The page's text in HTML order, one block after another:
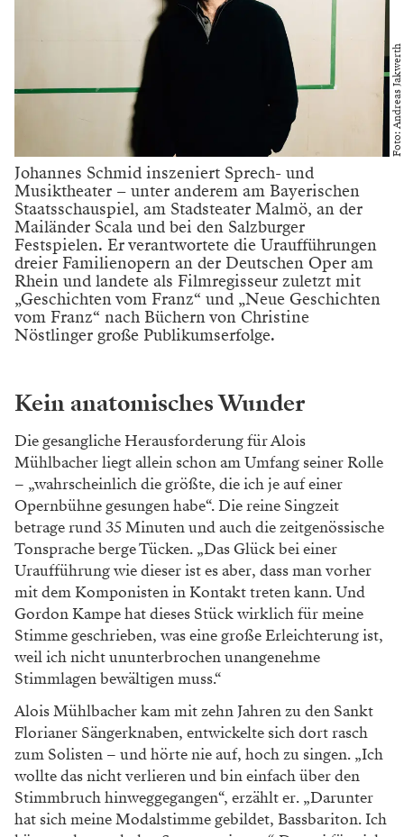
Foto: Andreas Jakwerth
Johannes Schmid inszeniert Sprech- und
Musiktheater – unter anderem am Bayerischen
Staatsschauspiel, am Stadsteater Malmö, an der
Mailänder Scala und bei den Salzburger
Festspielen. Er verantwortete die Uraufführungen
dreier Familienopern an der Deutschen Oper am
Rhein und landete als Filmregisseur zuletzt mit
„Geschichten vom Franz“ und „Neue Geschichten
vom Franz“ nach Büchern von Christine
Nöstlinger große Publikumserfolge.
Kein anatomisches Wunder
Die gesangliche Herausforderung für Alois
Mühlbacher liegt allein schon am Umfang seiner Rolle
– „wahrscheinlich die größte, die ich je auf einer
Opernbühne gesungen habe“. Die reine Singzeit
betrage rund 35 Minuten und auch die zeitgenössische
Tonsprache berge Tücken. „Das Glück bei einer
Uraufführung wie dieser ist es aber, dass man vorher
mit dem Komponisten in Kontakt treten kann. Und
Gordon Kampe hat dieses Stück wirklich für meine
Stimme geschrieben, was eine große Erleichterung ist,
weil ich nicht ununterbrochen unangenehme
Stimmlagen bewältigen muss.“
Alois Mühlbacher kam mit zehn Jahren zu den Sankt
Florianer Sängerknaben, entwickelte sich dort rasch
zum Solisten – und hörte nie auf, hoch zu singen. „Ich
wollte das nicht verlieren und bin einfach über den
Stimmbruch hinweggegangen“, erzählt er. „Darunter
hat sich meine Modalstimme gebildet, Bassbariton. Ich